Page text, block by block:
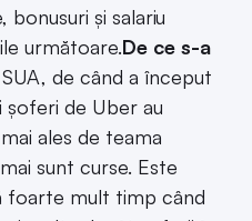
și salariu
următoare.De ce s-a
de când a început
de Uber au
ales de teama
sunt curse. Este
foarte mult timp când